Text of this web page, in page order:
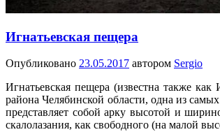
Игнатьевская пещера
Опубликовано 23.05.2017 автором Sergio
Игнатьевская пещера (известна также
района Челябинской области, одна из
представляет собой арку высотой и
скалолазания, как свободного (на малой